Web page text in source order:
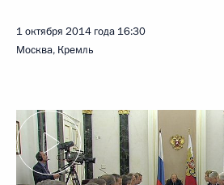
1 октября 2014 года 16:30
Москва, Кремль